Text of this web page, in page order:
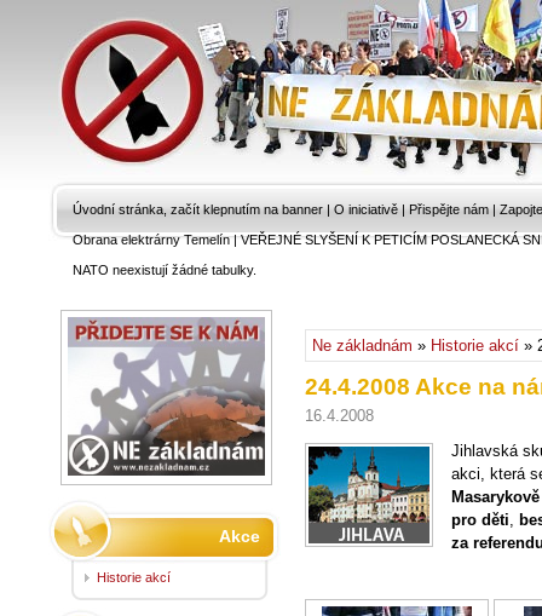
Úvodní stránka, začít klepnutím na banner | O iniciativě | Přispějte nám |
Obrana elektrárny Temelín|VEŘEJNÉ SLYŠENÍ K PETICÍM POSLANECKÁ
NATO neexistují žádné tabulky.
Ne základnám » Historie akcí »
24.4.2008 Akce na
16.4.2008
Jihlavská
akci, která
pro děti,
za
Akce
Historie akcí